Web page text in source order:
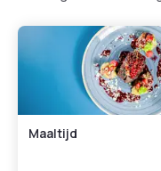
Maaltijd